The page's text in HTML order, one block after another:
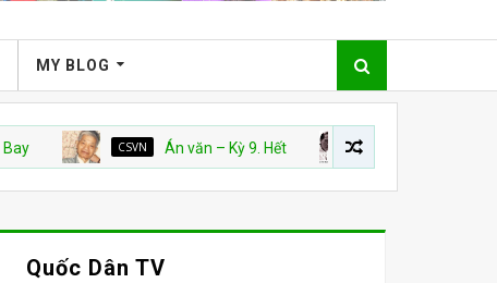
MY BLOG
CSVN Án văn – Kỳ 9. Hết CSVN Án Văn: Kỳ 5, 6, 7 và
Quốc Dân TV